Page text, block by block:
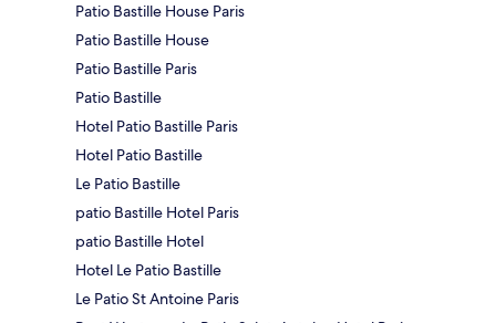
Patio Bastille House Paris
Patio Bastille House
Patio Bastille Paris
Patio Bastille
Hotel Patio Bastille Paris
Hotel Patio Bastille
Le Patio Bastille
patio Bastille Hotel Paris
patio Bastille Hotel
Hotel Le Patio Bastille
Le Patio St Antoine Paris